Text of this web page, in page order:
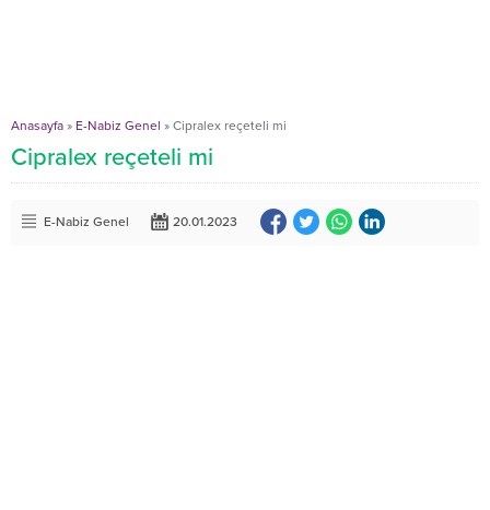
Anasayfa » E-Nabiz Genel » Cipralex reçeteli mi
Cipralex reçeteli mi
E-Nabiz Genel 20.01.2023